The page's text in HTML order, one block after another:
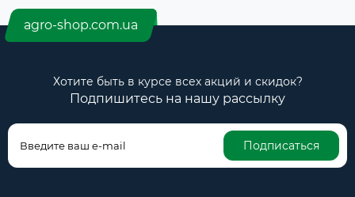
agro-shop.com.ua
Хотите быть в курсе всех акций и скидок?
Подпишитесь на нашу рассылку
Подписаться